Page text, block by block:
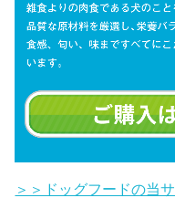
＞＞ドッグフードの当